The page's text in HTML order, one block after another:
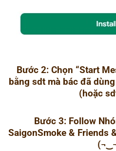
Bước 2: Chọn “Start
bằng sdt mà bác đã
(hoặc
Bước 3:Follow
SaigonSmoke & Friends